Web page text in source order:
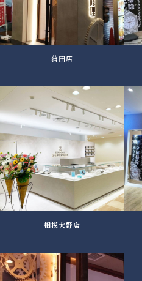
蒲田店
相模大野店